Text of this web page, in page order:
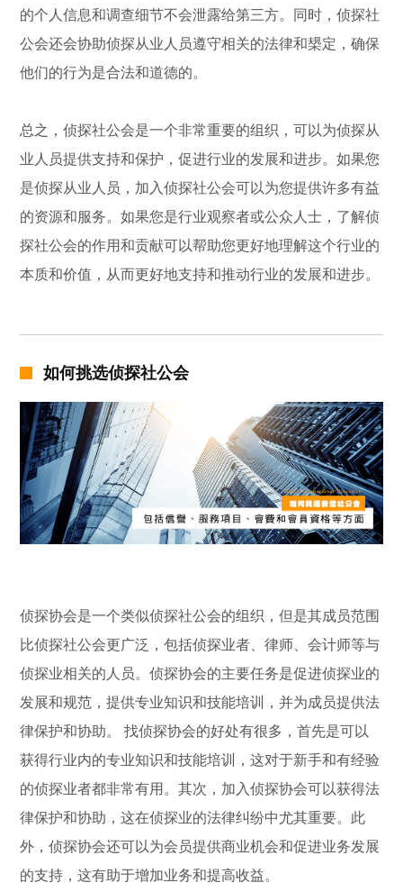
的个人信息和调查细节不会泄露给第三方。同时，侦探社
公会还会协助侦探从业人员遵守相关的法律和槼定，确保
他们的行为是合法和道德的。
总之，侦探社公会是一个非常重要的组织，可以为侦探从
业人员提供支持和保护，促进行业的发展和进步。如果您
是侦探从业人员，加入侦探社公会可以为您提供许多有益
的资源和服务。如果您是行业观察者或公众人士，了解侦
探社公会的作用和贡献可以帮助您更好地理解这个行业的
本质和价值，从而更好地支持和推动行业的发展和进步。
如何挑选侦探社公会
侦探协会是一个类似侦探社公会的组织，但是其成员范围
比侦探社公会更广泛，包括侦探业者、律师、会计师等与
侦探业相关的人员。侦探协会的主要任务是促进侦探业的
发展和规范，提供专业知识和技能培训，并为成员提供法
律保护和协助。 找侦探协会的好处有很多，首先是可以
获得行业内的专业知识和技能培训，这对于新手和有经验
的侦探业者都非常有用。其次，加入侦探协会可以获得法
律保护和协助，这在侦探业的法律纠纷中尤其重要。此
外，侦探协会还可以为会员提供商业机会和促进业务发展
的支持，这有助于增加业务和提高收益。